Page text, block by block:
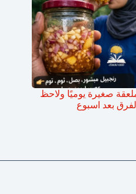
صغيرة يوميًا ولاحظ
الفرق بعد اسبوع